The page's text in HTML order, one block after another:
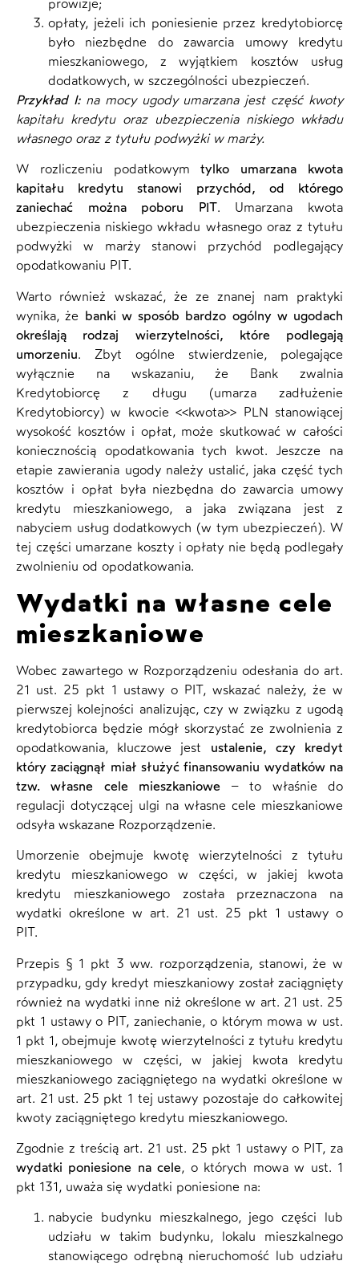
prowizje;
opłaty, jeżeli ich poniesienie przez kredytobiorcę
było niezbędne do zawarcia umowy kredytu
mieszkaniowego, z wyjątkiem kosztów usług
dodatkowych, w szczególności ubezpieczeń.
Przykład I: na mocy ugody umarzana jest część kwoty
kapitału kredytu oraz ubezpieczenia niskiego wkładu
własnego oraz z tytułu podwyżki w marży.
W rozliczeniu podatkowymtylko umarzana kwota
kapitału kredytu stanowi przychód, od którego
zaniechać można poboru PIT. Umarzana kwota
ubezpieczenia niskiego wkładu własnego oraz z tytułu
podwyżki w marży stanowi przychód podlegający
opodatkowaniu PIT.
Warto również wskazać, że ze znanej nam praktyki
wynika, że banki w sposób bardzo ogólny w ugodach
określają rodzaj wierzytelności, które podlegają
umorzeniu. Zbyt ogólne stwierdzenie, polegające
wyłącznie na wskazaniu, że Bank zwalnia
Kredytobiorcę z długu (umarza zadłużenie
Kredytobiorcy) w kwocie <<kwota>> PLN stanowiącej
wysokość kosztów i opłat, może skutkować w całości
koniecznością opodatkowania tych kwot. Jeszcze na
etapie zawierania ugody należy ustalić, jaka część tych
kosztów i opłat była niezbędna do zawarcia umowy
kredytu mieszkaniowego, a jaka związana jest z
nabyciem usług dodatkowych (w tym ubezpieczeń). W
tej części umarzane koszty i opłaty nie będą podlegały
zwolnieniu od opodatkowania.
Wydatki na własne cele
mieszkaniowe
Wobec zawartego w Rozporządzeniu odesłania do art.
21 ust. 25 pkt 1 ustawy o PIT, wskazać należy, że w
pierwszej kolejności analizując, czy w związku z ugodą
kredytobiorca będzie mógł skorzystać ze zwolnienia z
opodatkowania, kluczowe jest ustalenie, czy kredyt
który zaciągnął miał służyć finansowaniu wydatków na
tzw. własne cele mieszkaniowe– to właśnie do
regulacji dotyczącej ulgi na własne cele mieszkaniowe
odsyła wskazane Rozporządzenie.
Umorzenie obejmuje kwotę wierzytelności z tytułu
kredytu mieszkaniowego w części, w jakiej kwota
kredytu mieszkaniowego została przeznaczona na
wydatki określone w art. 21 ust. 25 pkt 1 ustawy o
PIT.
Przepis § 1 pkt 3 ww. rozporządzenia, stanowi, że w
przypadku, gdy kredyt mieszkaniowy został zaciągnięty
również na wydatki inne niż określone w art. 21 ust. 25
pkt 1 ustawy o PIT, zaniechanie, o którym mowa w ust.
1 pkt 1, obejmuje kwotę wierzytelności z tytułu kredytu
mieszkaniowego w części, w jakiej kwota kredytu
mieszkaniowego zaciągniętego na wydatki określone w
art. 21 ust. 25 pkt 1 tej ustawy pozostaje do całkowitej
kwoty zaciągniętego kredytu mieszkaniowego.
Zgodnie z treścią art. 21 ust. 25 pkt 1 ustawy o PIT, za
wydatki poniesione na cele, o których mowa w ust. 1
pkt 131, uważa się wydatki poniesione na:
nabycie budynku mieszkalnego, jego części lub
udziału w takim budynku, lokalu mieszkalnego
stanowiącego odrębną nieruchomość lub udziału